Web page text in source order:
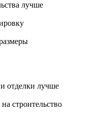
лучше
и отделки лучше
строительство